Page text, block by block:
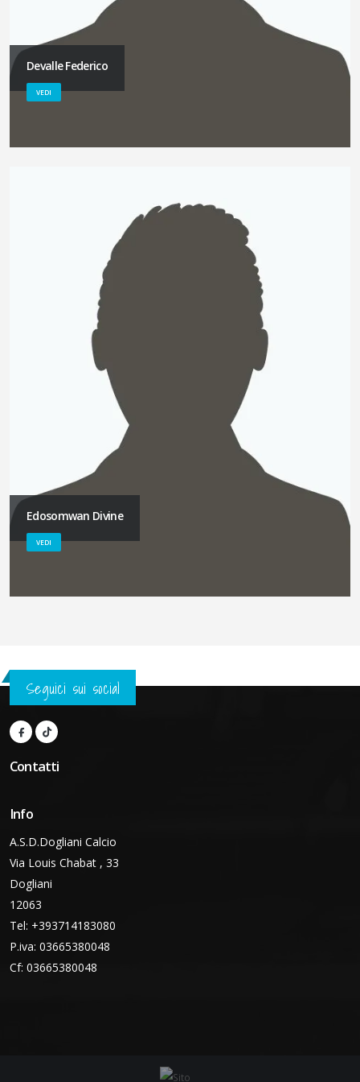
Devalle Federico
VEDI
Edosomwan Divine
VEDI
Seguici sui social
Contatti
Info
A.S.D.Dogliani Calcio
Via Louis Chabat , 33
Dogliani
12063
Tel: +393714183080
P.iva: 03665380048
Cf: 03665380048